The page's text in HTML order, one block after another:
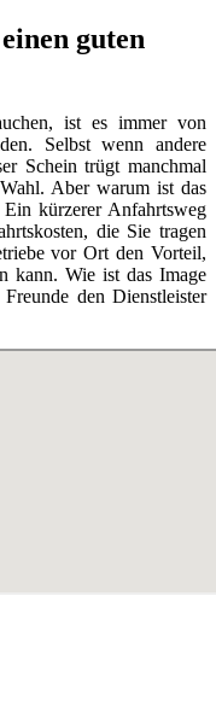
guten
ist es immer von
Selbst wenn andere
Schein trügt manchmal
Aber warum ist das
kürzerer Anfahrtsweg
die Sie tragen
vor Ort den Vorteil,
kann. Wie ist das Image
den Dienstleister